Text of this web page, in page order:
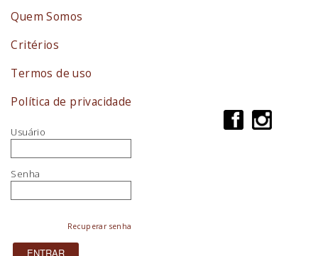
Quem Somos
Critérios
Termos de uso
Política de privacidade
Usuário
Senha
Recuperar senha